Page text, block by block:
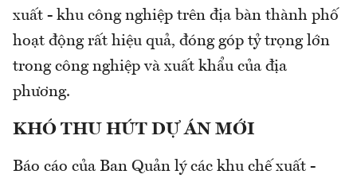
xuất - khu công nghiệp trên địa bàn thành phố
hoạt động rất hiệu quả, đóng góp tỷ trọng lớn
trong công nghiệp và xuất khẩu của địa
phương.
KHÓ THU HÚT DỰ ÁN MỚI
Báo cáo của Ban Quản lý các khu chế xuất -